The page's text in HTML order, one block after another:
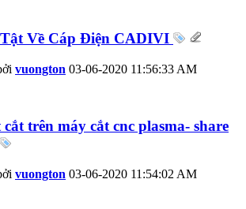
Về Cáp Điện CADIVI
vuongton 03-06-2020 11:56:33 AM
trên máy cắt cnc plasma- share
vuongton 03-06-2020 11:54:02 AM